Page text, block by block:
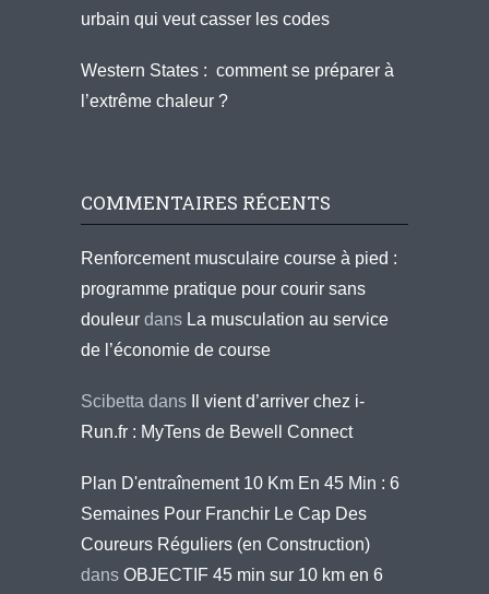
urbain qui veut casser les codes
Western States : comment se préparer à
l’extrême chaleur ?
COMMENTAIRES RÉCENTS
Renforcement musculaire course à pied :
programme pratique pour courir sans
douleur dans La musculation au service
de l’économie de course
Scibetta dans
Il vient d’arriver chez i-
Run.fr : MyTens de Bewell Connect
Plan D'entraînement 10 Km En 45 Min : 6
Semaines Pour Franchir Le Cap Des
Coureurs Réguliers (en Construction)
dans OBJECTIF 45 min sur 10 km en 6